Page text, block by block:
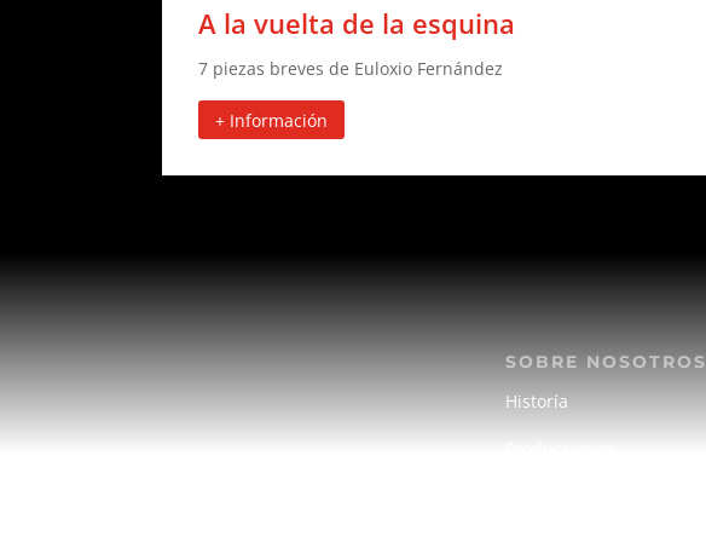
A la vuelta de la esquina
7 piezas breves de Euloxio Fernández
+ Información
SOBRE NOSOTROS
Historía